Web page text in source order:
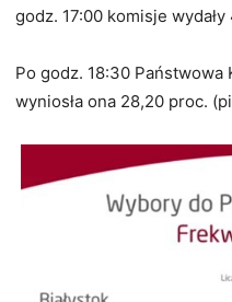
godz. 17:00 komisje
Po godz. 18:30 Państwowa
wyniosła ona 28,20 proc.